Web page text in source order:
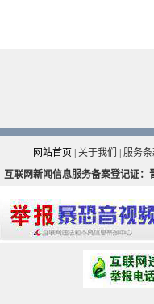
网站首页 关于我们
服务
互联网新闻信息服务备案登记证：